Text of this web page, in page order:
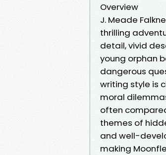
Overview
J. Meade
thrilling
detail, vivid
young orphan
dangerous
writing style is
moral
often
themes of
and well-
making